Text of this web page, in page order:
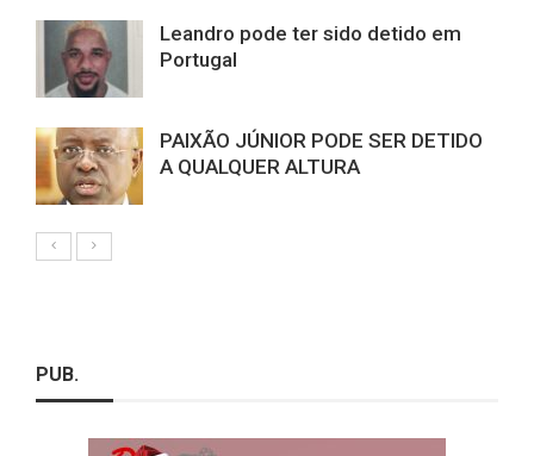
Leandro pode ter sido detido em
Portugal
PAIXÃO JÚNIOR PODE SER DETIDO
A QUALQUER ALTURA
PUB.